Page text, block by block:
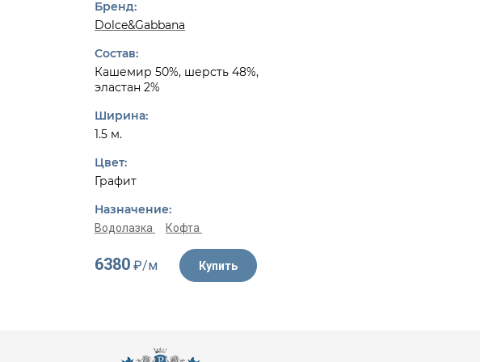
Бренд:
Dolce&Gabbana
Состав:
Кашемир 50%, шерсть 48%,
эластан 2%
Ширина:
1.5 м.
Цвет:
Графит
Назначение:
Водолазка Кофта
6380 ₽/м Купить